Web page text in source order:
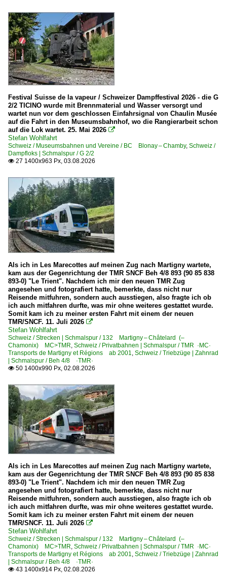
Bahntechnische Anlagen und Kunstbauten
Brücken und Kreuzungsbauwerke
Formsignale
Ravennaviadukt
Dampfloks
BR 01 DB 001 ·DB-Umbau·
BR 01 DB 001 · DR 01.20 ·DRG-Einheitslok·
BR 52 DR 52.1-7/52.9 ·Kriegslok·
BR 52.8 DR 52.8 ·DR-Rekolok·
BR 58.2-21 bad. sächs. württ. preuß. G 12
Dampfloks | Schmalspur
BR 99.19 · 191-194 württemb. K
BR 99.32 · 321-332 · 2321-2331 · 099 901-903
BR 99.33 · 331-332 · 2331-2332
BR 99.463 · 4631-4633 · 52 Mh, 53 Mh Lenz Mh
BR 99.480 · 4801-4802 · KJI 20 und 21
BR 99.73-76 · 731-762 · 1731-1762 · 099 722-735 DR-
BR 99.77-79 · 771-794 · 1771-1794 · 099 736-757 sächs. VII
Dieselloks | 92 80
1 120 BR 220 DR 120 DR V 200 'Taigatrommel'
1 203 BR 203 DR 110 Umbau DR V 100.1 Private
1 211 BR 211 DB V 100.10 Private
1 218 BR 218
1 218 BR 218 Lokportraits
1 219 BR 219 DR 119 'U-Boot'
1 223 BR 223 · BR 253 · DE 2000 ·ER20·
1 228 BR 228 · DR 118 DR V 180
1 229 BR 229 · DR 229 Umbau Krupp
1 232 BR 232 DR 132 · DR 130.1 'Ludmilla'
1 232 BR 232 DR 132 · DR 130.1 Lokportraits
1 234 BR 234 DR 132
1 245 BR 245 ·Traxx DE ME·
1 264 BR 264 ·Maxima 40 CC·
1 266 BR 266 ·JT42CWR(M/-T1)· Class 66
1 273 BR 273 ·MaK G 2000 BB·
Festival Suisse de la vapeur / Schweizer Dampffestival 2026 - die G
2/2 TICINO wurde mit Brennmaterial und Wasser versorgt und
wartet nun vor dem geschlossen Einfahrsignal von Chaulin Musée
auf die Fahrt in den Museumsbahnhof, wo die Rangierarbeit schon
auf die Lok wartet. 25. Mai 2026 
Stefan Wohlfahrt
Schweiz / Museumsbahnen und Vereine / BC Blonay – Chamby, Schweiz /
Dampfloks | Schmalspur / G 2/2
 27 1400x963 Px, 03.08.2026
Als ich in Les Marecottes auf meinen Zug nach Martigny wartete,
kam aus der Gegenrichtung der TMR SNCF Beh 4/8 893 (90 85 838
893-0) "Le Trient". Nachdem ich mir den neuen TMR Zug
angesehen und fotografiert hatte, bemerkte, dass nicht nur
Reisende mitfuhren, sondern auch ausstiegen, also fragte ich ob
ich auch mitfahren durfte, was mir ohne weiteres gestattet wurde.
Somit kam ich zu meiner ersten Fahrt mit einem der neuen
TMR/SNCF. 11. Juli 2026 
Stefan Wohlfahrt
Schweiz / Strecken | Schmalspur / 132 Martigny – Châtelard (–
Chamonix) MC>TMR Schweiz / Privatbahnen | Schmalspur / TMR ·MC·
Transports de Martigny et Régions ab 2001
Schweiz / Triebzüge | Zahnrad
| Schmalspur / Beh 4/8 ·TMR·
 50 1400x990 Px, 02.08.2026
Als ich in Les Marecottes auf meinen Zug nach Martigny wartete,
kam aus der Gegenrichtung der TMR SNCF Beh 4/8 893 (90 85 838
893-0) "Le Trient". Nachdem ich mir den neuen TMR Zug
angesehen und fotografiert hatte, bemerkte, dass nicht nur
Reisende mitfuhren, sondern auch ausstiegen, also fragte ich ob
ich auch mitfahren durfte, was mir ohne weiteres gestattet wurde.
Somit kam ich zu meiner ersten Fahrt mit einem der neuen
TMR/SNCF. 11. Juli 2026 
Stefan Wohlfahrt
Schweiz / Strecken | Schmalspur / 132 Martigny – Châtelard (–
Chamonix) MC>TMR Schweiz / Privatbahnen | Schmalspur / TMR ·MC·
Transports de Martigny et Régions ab 2001
Schweiz / Triebzüge | Zahnrad
| Schmalspur / Beh 4/8 ·TMR·
 43 1400x914 Px, 02.08.2026